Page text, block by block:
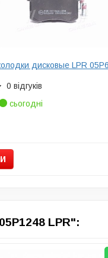
дисковые LPR
0 відгуків
сьогодні
LPR":